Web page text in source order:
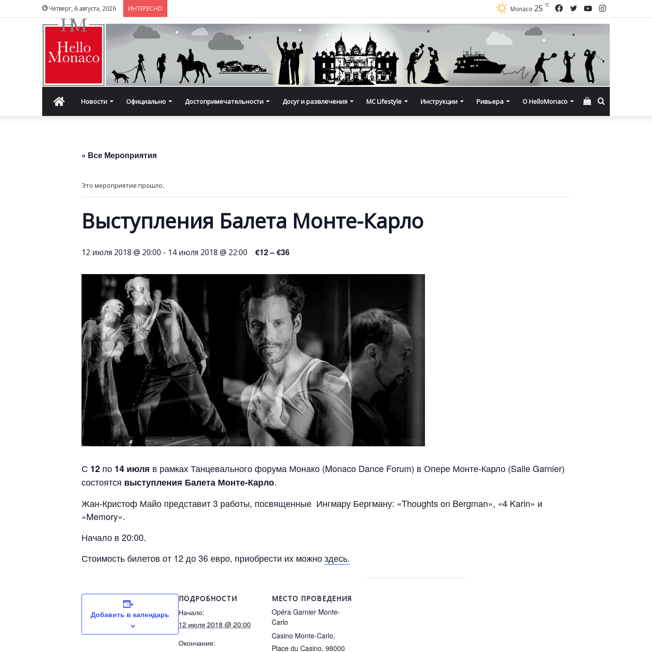
Четверг, 6 августа, 2026 ИНТЕРЕСНО Instagram
YouTube
Twitter
Facebook
Monaco 25 ℃
ГлавнаяНовости Официально Достопримечательности Досуг и развлечения MC Lifestyle Инструкции Ривьера О HelloMonaco Смотреть
« Все Мероприятия
Это мероприятие прошло.
Выступления Балета Монте-Карло
12 июля 2018 @ 20:00 - 14 июля 2018 @ 22:00 €12 – €36
С 12 по 14 июля в рамках Танцевального форума Монако (Monaco Dance Forum) в Опере Монте-Карло (Salle Garnier)
состоятся выступления Балета Монте-Карло.
Жан-Кристоф Майо представит 3 работы, посвященные Ингмару Бергману: «Thoughts on Bergman», «4 Karin» и
«Memory».
Начало в 20:00.
Стоимость билетов от 12 до 36 евро, приобрести их можноздесь.
Добавить в календарь
ПОДРОБНОСТИ
Начало:
12 июля 2018 @ 20:00
Окончание:
МЕСТО ПРОВЕДЕНИЯ
Opéra Garnier Monte-
Carlo
Casino Monte-Carlo,
Place du Casino, 98000